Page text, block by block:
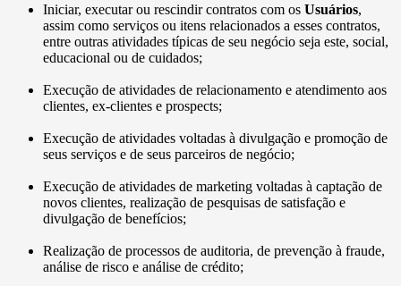
Iniciar, executar ou rescindir contratos com os Usuários,
assim como serviços ou itens relacionados a esses contratos,
entre outras atividades típicas de seu negócio seja este, social,
educacional ou de cuidados;
Execução de atividades de relacionamento e atendimento aos
clientes, ex-clientes e prospects;
Execução de atividades voltadas à divulgação e promoção de
seus serviços e de seus parceiros de negócio;
Execução de atividades de marketing voltadas à captação de
novos clientes, realização de pesquisas de satisfação e
divulgação de benefícios;
Realização de processos de auditoria, de prevenção à fraude,
análise de risco e análise de crédito;